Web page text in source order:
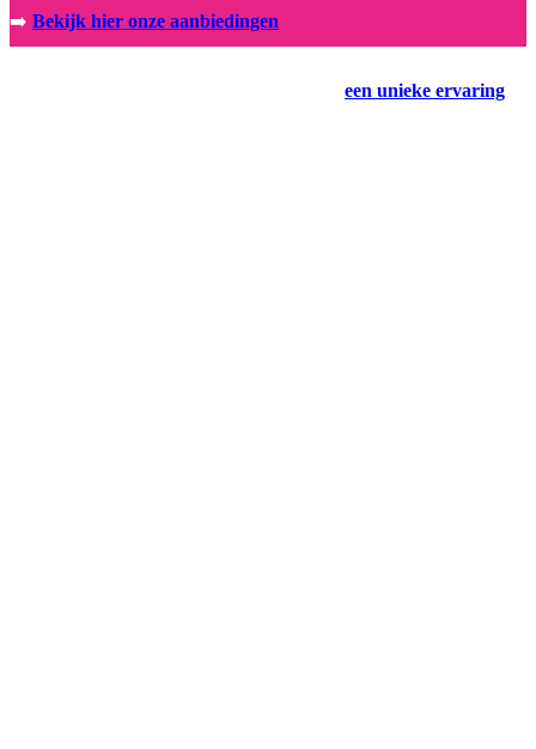
➡️ Bekijk hier onze aanbiedingen
een unieke ervaring